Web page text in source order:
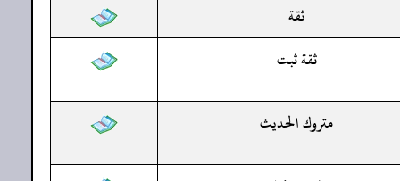
ثقة
ثقة ثبت
متروك الحديث